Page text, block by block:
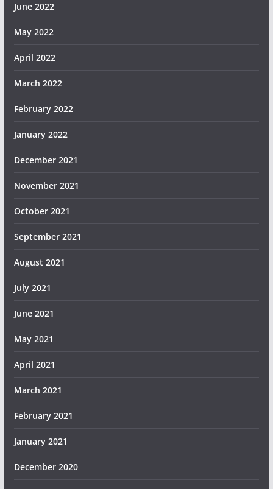
June 2022
May 2022
April 2022
March 2022
February 2022
January 2022
December 2021
November 2021
October 2021
September 2021
August 2021
July 2021
June 2021
May 2021
April 2021
March 2021
February 2021
January 2021
December 2020